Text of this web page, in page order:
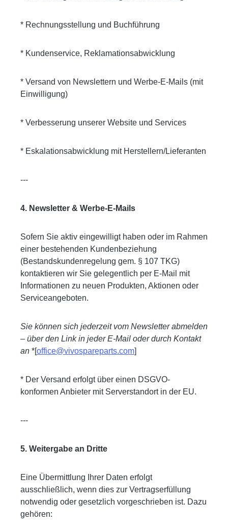
* Rechnungsstellung und Buchführung
* Kundenservice, Reklamationsabwicklung
* Versand von Newslettern und Werbe-E-Mails (mit
Einwilligung)
* Verbesserung unserer Website und Services
* Eskalationsabwicklung mit Herstellern/Lieferanten
---
4. Newsletter & Werbe-E-Mails
Sofern Sie aktiv eingewilligt haben oder im Rahmen
einer bestehenden Kundenbeziehung
(Bestandskundenregelung gem. § 107 TKG)
kontaktieren wir Sie gelegentlich per E-Mail mit
Informationen zu neuen Produkten, Aktionen oder
Serviceangeboten.
Sie können sich jederzeit vom Newsletter abmelden
– über den Link in jeder E-Mail oder durch Kontakt
an *[office@vivospareparts.com]
* Der Versand erfolgt über einen DSGVO-
konformen Anbieter mit Serverstandort in der EU.
---
5. Weitergabe an Dritte
Eine Übermittlung Ihrer Daten erfolgt
ausschließlich, wenn dies zur Vertragserfüllung
notwendig oder gesetzlich vorgeschrieben ist. Dazu
gehören: